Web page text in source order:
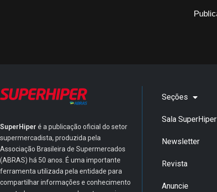
SuperHiper é a publicação oficial do setor
supermercadista, produzida pela
Associação Brasileira de Supermercados
(ABRAS) há 50 anos. É uma importante
ferramenta utilizada pela entidade para
compartilhar informações e conhecimento
Seções
Sala SuperHiper
Newsletter
Revista
Anuncie